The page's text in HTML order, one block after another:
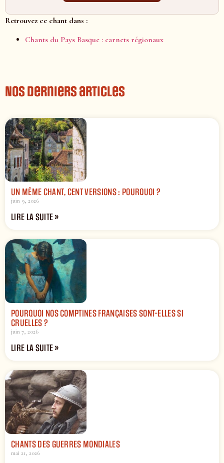
Retrouvez ce chant dans :
Chants du Pays Basque : carnets régionaux
Nos derniers articles
UN MÊME CHANT, CENT VERSIONS : POURQUOI ?
juin 9, 2026
LIRE LA SUITE »
POURQUOI NOS COMPTINES FRANÇAISES SONT-ELLES SI
CRUELLES ?
juin 7, 2026
LIRE LA SUITE »
CHANTS DES GUERRES MONDIALES
mai 21, 2026